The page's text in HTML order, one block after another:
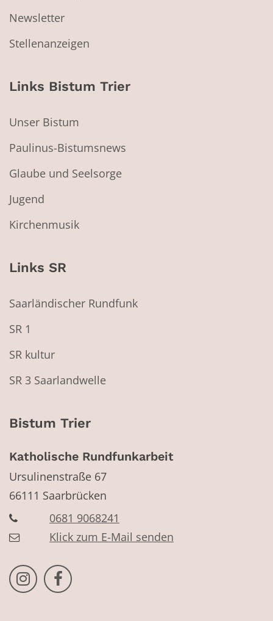
Newsletter
Stellenanzeigen
Links Bistum Trier
Unser Bistum
Paulinus-Bistumsnews
Glaube und Seelsorge
Jugend
Kirchenmusik
Links SR
Saarländischer Rundfunk
SR 1
SR kultur
SR 3 Saarlandwelle
Bistum Trier
Katholische Rundfunkarbeit
Ursulinenstraße 67
66111 Saarbrücken
0681 9068241
Klick zum E-Mail senden
Bistum Trier auf Instragram
Bistum Trier auf Facebook